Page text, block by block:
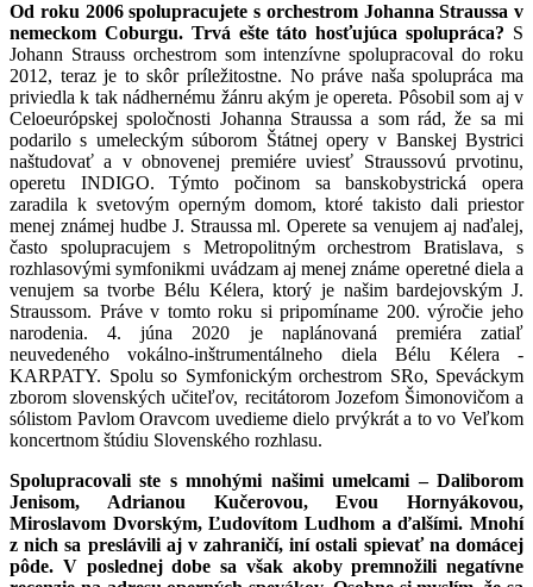
Od roku 2006 spolupracujete s orchestrom Johanna Straussa v
nemeckom Coburgu. Trvá ešte táto hosťujúca spolupráca? S
Johann Strauss orchestrom som intenzívne spolupracoval do roku
2012, teraz je to skôr príležitostne. No práve naša spolupráca ma
priviedla k tak nádhernému žánru akým je opereta. Pôsobil som aj v
Celoeurópskej spoločnosti Johanna Straussa a som rád, že sa mi
podarilo s umeleckým súborom Štátnej opery v Banskej Bystrici
naštudovať a v obnovenej premiére uviesť Straussovú prvotinu,
operetu INDIGO. Týmto počinom sa banskobystrická opera
zaradila k svetovým operným domom, ktoré takisto dali priestor
menej známej hudbe J. Straussa ml. Operete sa venujem aj naďalej,
často spolupracujem s Metropolitným orchestrom Bratislava, s
rozhlasovými symfonikmi uvádzam aj menej známe operetné diela a
venujem sa tvorbe Bélu Kélera, ktorý je našim bardejovským J.
Straussom. Práve v tomto roku si pripomíname 200. výročie jeho
narodenia. 4. júna 2020 je naplánovaná premiéra zatiaľ
neuvedeného vokálno-inštrumentálneho diela Bélu Kélera -
KARPATY. Spolu so Symfonickým orchestrom SRo, Speváckym
zborom slovenských učiteľov, recitátorom Jozefom Šimonovičom a
sólistom Pavlom Oravcom uvedieme dielo prvýkrát a to vo Veľkom
koncertnom štúdiu Slovenského rozhlasu.
Spolupracovali ste s mnohými našimi umelcami – Daliborom
Jenisom, Adrianou Kučerovou, Evou Hornyákovou,
Miroslavom Dvorským, Ľudovítom Ludhom a ďalšími. Mnohí
z nich sa preslávili aj v zahraničí, iní ostali spievať na domácej
pôde. V poslednej dobe sa však akoby premnožili negatívne